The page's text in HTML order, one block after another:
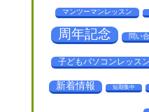
マンツーマンレッスン
周年記念 問い
子どもパソコンレッスン
新着情報 短期集中